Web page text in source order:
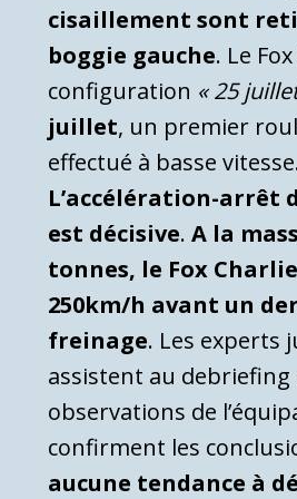
cisaillement sont
boggie gauche. Le
configuration « 25
juillet, un premier
effectué à basse
L’accélération-arrêt
est décisive. A la
tonnes, le Fox
250km/h avant un
freinage. Les experts
assistent au debriefing
observations de
confirment les
aucune tendance à